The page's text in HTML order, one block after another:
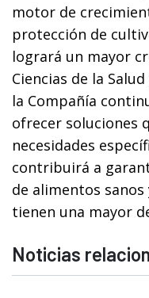
motor de
protección de
logrará un mayor
Ciencias de la
la Compañía
ofrecer soluciones
necesidades
contribuirá a
de alimentos sanos
tienen una mayor
Noticias